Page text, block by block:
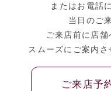
またはお電話
当日のご
ご来店前に店舗
スムーズにご案内さ
ご来店予